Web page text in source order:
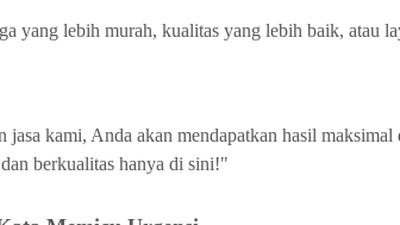
yang lebih murah, kualitas yang lebih baik, atau
jasa kami, Anda akan mendapatkan hasil maksimal
berkualitas hanya di sini!"